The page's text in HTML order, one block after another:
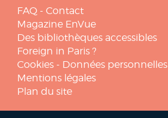
FAQ - Contact
Magazine EnVue
Des bibliothèques accessibles
Foreign in Paris ?
Cookies - Données personnelles
Mentions légales
Plan du site